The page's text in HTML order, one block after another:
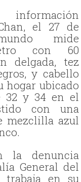
el 27 de
mide
con 60
delgada, tez
y cabello
hogar ubicado
32 y 34 en el
con una
mezclilla azul
la denuncia
General del
trabaja en su